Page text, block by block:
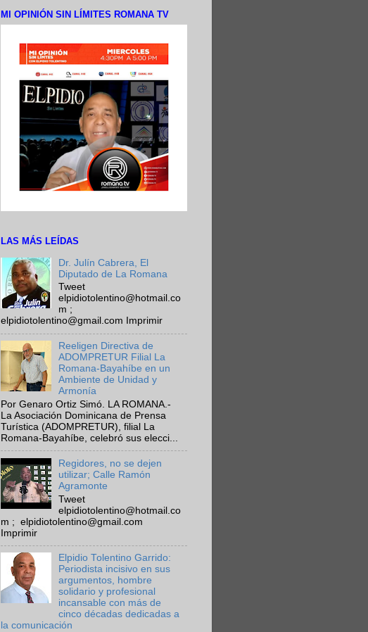
MI OPINIÓN SIN LÍMITES ROMANA TV
LAS MÁS LEÍDAS
Dr. Julín Cabrera, El
Diputado de La Romana
Tweet
elpidiotolentino@hotmail.co
m ;
elpidiotolentino@gmail.com Imprimir
Reeligen Directiva de
ADOMPRETUR Filial La
Romana-Bayahíbe en un
Ambiente de Unidad y
Armonía
Por Genaro Ortiz Simó. LA ROMANA.-
La Asociación Dominicana de Prensa
Turística (ADOMPRETUR), filial La
Romana-Bayahíbe, celebró sus elecci...
Regidores, no se dejen
utilizar; Calle Ramón
Agramonte
Tweet
elpidiotolentino@hotmail.co
m ; elpidiotolentino@gmail.com
Imprimir
Elpidio Tolentino Garrido:
Periodista incisivo en sus
argumentos, hombre
solidario y profesional
incansable con más de
cinco décadas dedicadas a
la comunicación